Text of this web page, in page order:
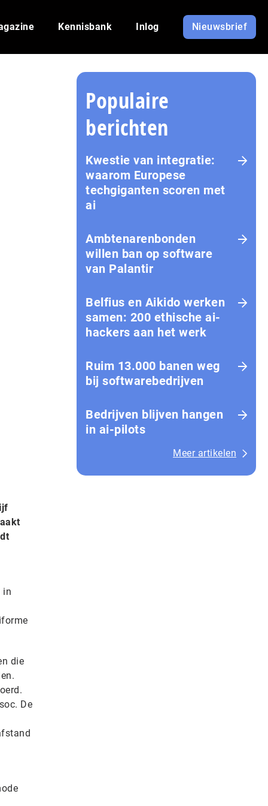
Kennisbank Inlog Nieuwsbrief
in
die
De
Populaire
berichten
Kwestie van integratie:
waarom Europese
techgiganten scoren met
ai
Amb­te­na­ren­bon­den
willen ban op software
van Palantir
Belfius en Aikido werken
samen: 200 ethische ai-
hackers aan het werk
Ruim 13.000 banen weg
bij softwarebedrijven
Bedrijven blijven hangen
in ai-pilots
Meer artikelen